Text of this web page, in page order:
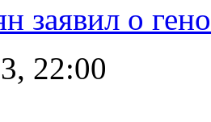
заявил о
22:00